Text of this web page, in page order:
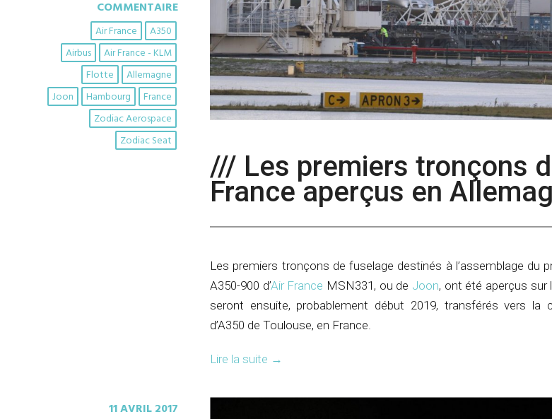
COMMENTAIRE
A350
Air France
Air France - KLM
Airbus
Allemagne
Flotte
France
Hambourg
Joon
Zodiac Aerospace
Zodiac Seat
/// Les premiers tronçons
France aperçus en
Les premiers tronçons de fuselage destinés à l’assemblage du
A350-900 d’Air France MSN331, ou de Joon, ont été aperçus
seront ensuite, probablement début 2019, transférés vers la
d’A350 de Toulouse, en France.
Lire la suite →
11 AVRIL 2017